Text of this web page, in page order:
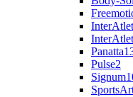
Panatta
Pulse2
Signum